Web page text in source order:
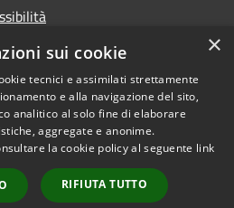
illeciti
Copyright © 2026 • Comune di
Torre d'Isola • Powered by
Municipium•
Accesso
redazione
×
sui cookie
tecnici e assimilati strettamente
e alla navigazione del sito,
analitico al solo fine di elaborare
aggregate e anonime.
la cookie policy al seguente link
RIFIUTA TUTTO